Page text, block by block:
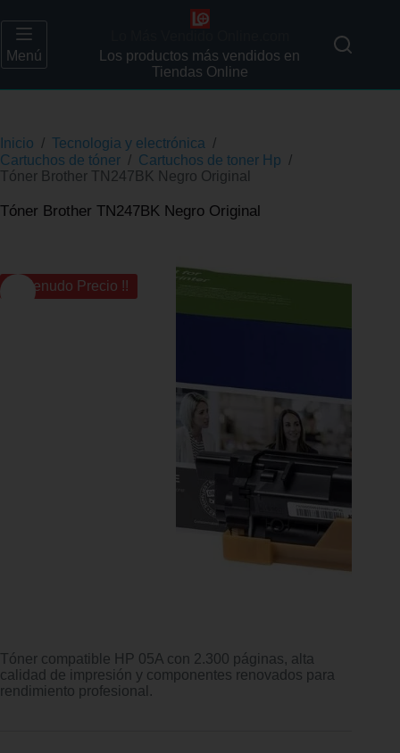
Menú
Los productos más vendidos en
Tiendas Online
Inicio / Tecnologia y electrónica /
Cartuchos de tóner / Cartuchos de toner Hp /
Tóner Brother TN247BK Negro Original
Tóner Brother TN247BK Negro Original
¡¡ Menudo Precio !!
Tóner compatible HP 05A con 2.300 páginas, alta
calidad de impresión y componentes renovados para
rendimiento profesional.